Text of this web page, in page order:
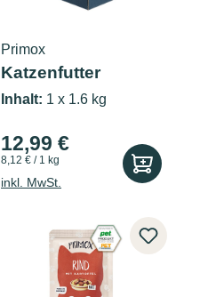
Primox
Katzenfutter
Probierbox Mon...
Inhalt: 1 x 1.6 kg
12,99 €
8,12 € / 1 kg
inkl. MwSt.